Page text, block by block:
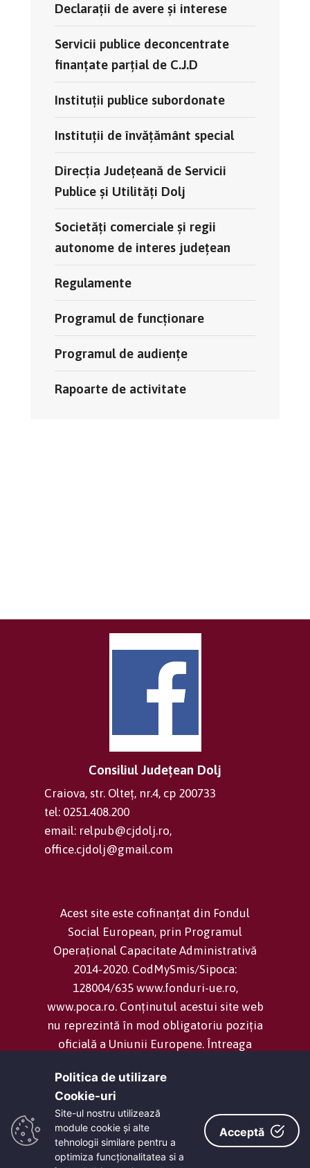
Declarații de avere și interese
Servicii publice deconcentrate
finanțate parțial de C.J.D
Instituții publice subordonate
Instituții de învățământ special
Direcția Județeană de Servicii
Publice și Utilități Dolj
Societăți comerciale și regii
autonome de interes județean
Regulamente
Programul de funcționare
Programul de audiențe
Rapoarte de activitate
Consiliul Județean Dolj
Craiova, str. Olteț, nr.4, cp 200733
tel: 0251.408.200
email: relpub@cjdolj.ro,
office.cjdolj@gmail.com
Acest site este cofinanțat din Fondul
Social European, prin Programul
Operațional Capacitate Administrativă
2014-2020. CodMySmis/Sipoca:
128004/635 www.fonduri-ue.ro,
www.poca.ro. Conținutul acestui site web
nu reprezintă în mod obligatoriu poziția
oficială a Uniunii Europene. Întreaga
coerenței informațiilor prezentate revine
inițiatorilor site-ului web.
Consiliul Județean Dolj -
Politica de utilizare
Cookie-uri‎
Site-ul nostru utilizează
module cookie și alte
tehnologii similare pentru a
optimiza funcţionalitatea si a
Acceptă